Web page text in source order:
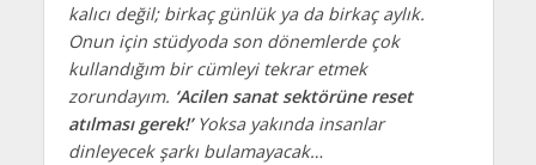
kalıcı değil; birkaç günlük ya da birkaç aylık.
Onun için stüdyoda son dönemlerde çok
kullandığım bir cümleyi tekrar etmek
zorundayım. ‘Acilen sanat sektörüne reset
atılması gerek!’Yoksa yakında insanlar
dinleyecek şarkı bulamayacak…